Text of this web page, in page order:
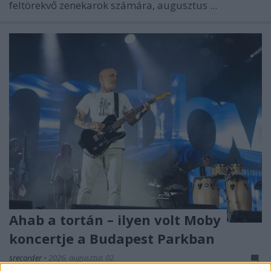
feltörekvő zenekarok számára, augusztus ...
Ahab a tortán – ilyen volt Moby
koncertje a Budapest Parkban
srecorder • 2026. augusztus 02.